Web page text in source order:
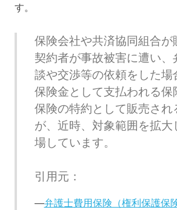
す。
保険会社や共済協同組合が
契約者が事故被害に遭い、
談や交渉等の依頼をした場
保険金として支払われる保
保険の特約として販売され
が、近時、対象範囲を拡大
場しています。
引用元：
弁護士費用保険（権利保護保